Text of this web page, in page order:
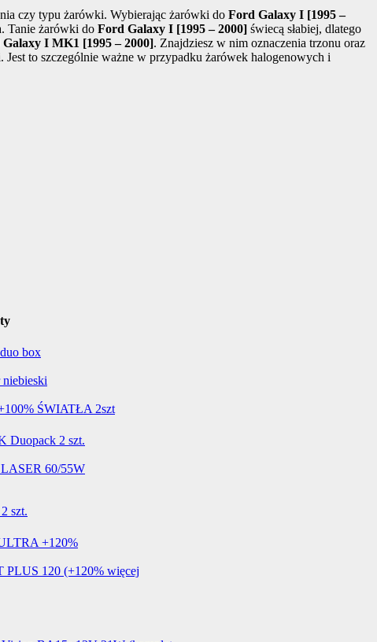
czy typu żarówki. Wybierając żarówki do Ford Galaxy I [1995 –
Tanie żarówki do Ford Galaxy I [1995 – 2000] świecą słabiej, dlatego
I MK1 [1995 – 2000]. Znajdziesz w nim oznaczenia trzonu oraz
Jest to szczególnie ważne w przypadku żarówek halogenowych i